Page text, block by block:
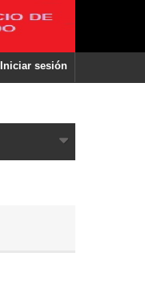
Iniciar sesión